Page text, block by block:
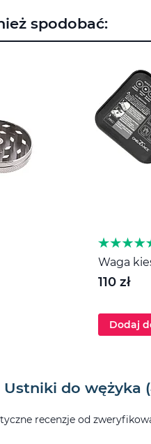
spodobać:
Waga
110 zł
Dodaj
do wężyka
recenzje od